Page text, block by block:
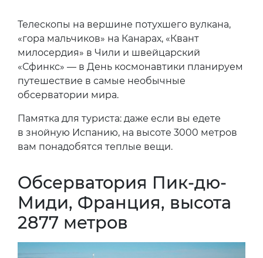
Телескопы на вершине потухшего вулкана,
«гора мальчиков» на Канарах, «Квант
милосердия» в Чили и швейцарский
«Сфинкс» — в День космонавтики планируем
путешествие в самые необычные
обсерватории мира.
Памятка для туриста: даже если вы едете
в знойную Испанию, на высоте 3000 метров
вам понадобятся теплые вещи.
Обсерватория Пик-дю-
Миди, Франция, высота
2877 метров